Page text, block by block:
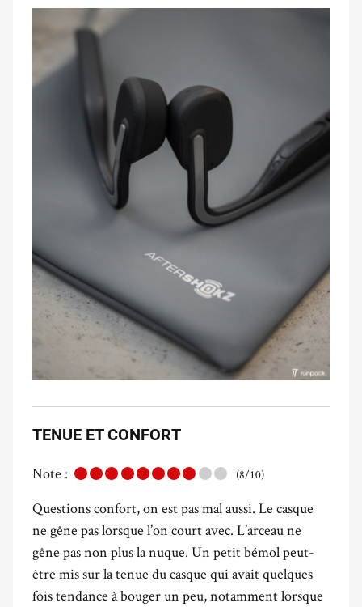
TENUE ET CONFORT
Note : (8/10)
Questions confort, on est pas mal aussi. Le casque
ne gêne pas lorsque l’on court avec. L’arceau ne
gêne pas non plus la nuque. Un petit bémol peut-
être mis sur la tenue du casque qui avait quelques
fois tendance à bouger un peu, notamment lorsque